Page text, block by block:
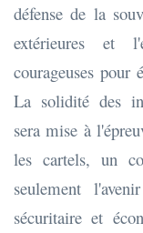
défense de la
extérieures et
courageuses
La solidité des
sera mise à
les cartels, un
seulement
sécuritaire et